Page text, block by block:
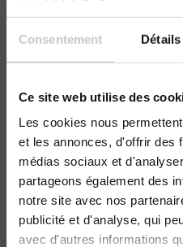
Consentement Détails
Ce site web utilise des
Les cookies nous
et les annonces, d'offrir des
médias sociaux et
partageons également des
notre site avec nos
publicité et d'analyse, qui
avec d'autres informations
COMMENT